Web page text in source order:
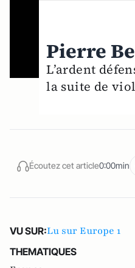
Pierre
L’ardent
la suite de
Écoutez cet article0:00min
VU SUR:Lu sur Europe 1
THEMATIQUES